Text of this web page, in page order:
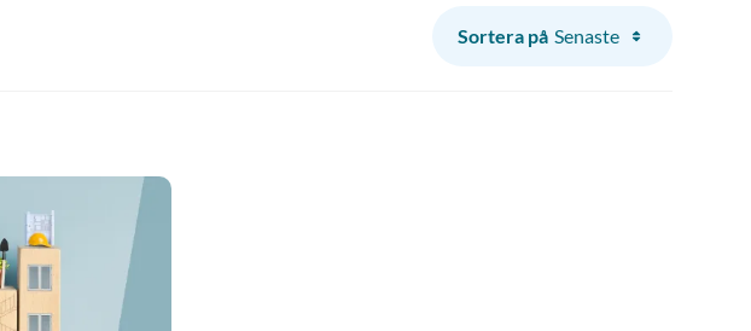
Sortera på Senaste